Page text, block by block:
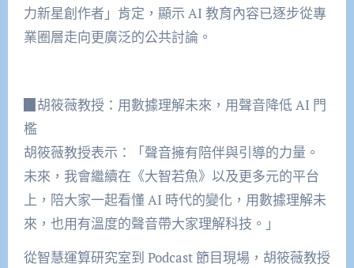
力新星創作者」肯定，顯示 AI 教育內容已逐步從專
業圈層走向更廣泛的公共討論。
▉胡筱薇教授：用數據理解未來，用聲音降低 AI 門
檻
胡筱薇教授表示：「聲音擁有陪伴與引導的力量。
未來，我會繼續在《大智若魚》以及更多元的平台
上，陪大家一起看懂 AI 時代的變化，用數據理解未
來，也用有溫度的聲音帶大家理解科技。」
從智慧運算研究室到 Podcast 節目現場，胡筱薇教授